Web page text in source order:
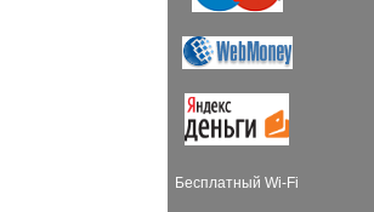
Бесплатный Wi-Fi